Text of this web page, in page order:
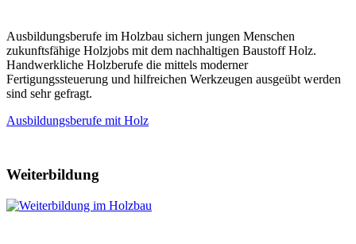
Ausbildungsberufe im Holzbau sichern jungen Menschen
zukunftsfähige Holzjobs mit dem nachhaltigen Baustoff Holz.
Handwerkliche Holzberufe die mittels moderner
Fertigungssteuerung und hilfreichen Werkzeugen ausgeübt werden
sind sehr gefragt.
Ausbildungsberufe mit Holz
Weiterbildung